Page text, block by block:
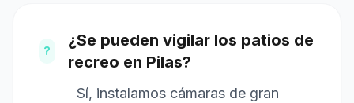
?
¿Se pueden vigilar los patios de
recreo en Pilas?
Sí, instalamos cámaras de gran